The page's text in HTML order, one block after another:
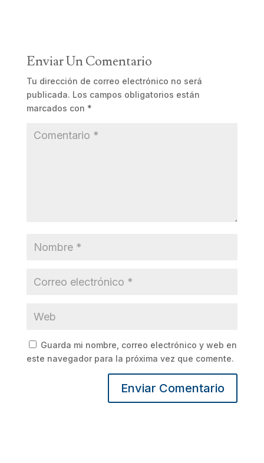
Enviar Un Comentario
Tu dirección de correo electrónico no será
publicada. Los campos obligatorios están
marcados con *
Guarda mi nombre, correo electrónico y web en
este navegador para la próxima vez que comente.